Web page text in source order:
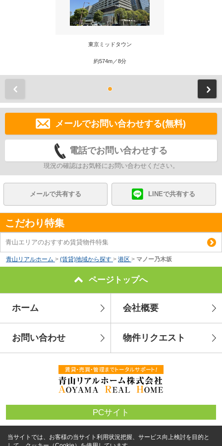
東京ミッドタウン
約574m／8分
メールでお問い合わせする(無料)
電話でお問い合わせする
現況の確認はお気軽にお問い合わせください。
メールで共有する LINEで共有する
こだわり特集
青山エリアのおすすめ賃貸物件特集
青山リアルホーム > (賃貸)地域から探す > 港区 > マノー乃木坂
ページトップへ
ホーム 会社概要
お問い合わせ 物件リクエスト
PCサイト
当サイトでは、お客様の当サイト利用状況把握、サービス向上検討を目的と